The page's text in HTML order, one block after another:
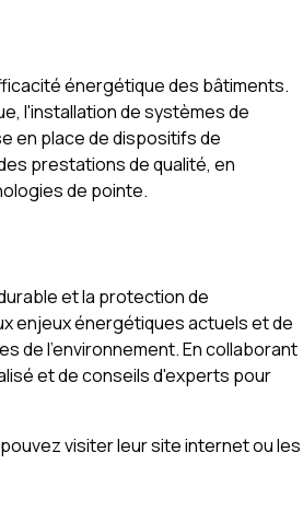
énergétique des bâtiments.
l'installation de systèmes de
en place de dispositifs de
prestations de qualité, en
de pointe.
et la protection de
enjeux énergétiques actuels et de
de l'environnement. En collaborant
et de conseils d'experts pour
visiter leur site internet ou les